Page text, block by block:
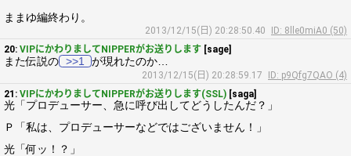
ままゆ編終わり。
2013/12/15(日) 20:28:50.40
ID: 8lle0miA0 (50)
20: VIPにかわりましてNIPPERがお送りします [sage]
また伝説の >>1 が現れたのか…
2013/12/15(日) 20:28:59.17
ID: p9Qfg7QAO (4)
21: VIPにかわりましてNIPPERがお送りします(SSL) [saga]
光「プロデューサー、急に呼び出してどうしたんだ？」
Ｐ「私は、プロデューサーなどではございません！」
光「何ッ！？」